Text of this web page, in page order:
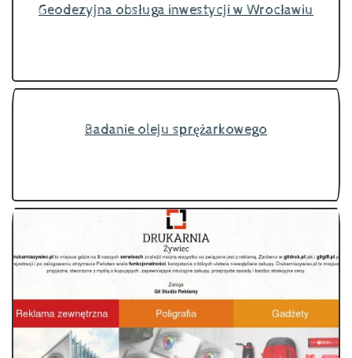
Geodezyjna obsługa inwestycji w Wrocławiu
Badanie oleju sprężarkowego